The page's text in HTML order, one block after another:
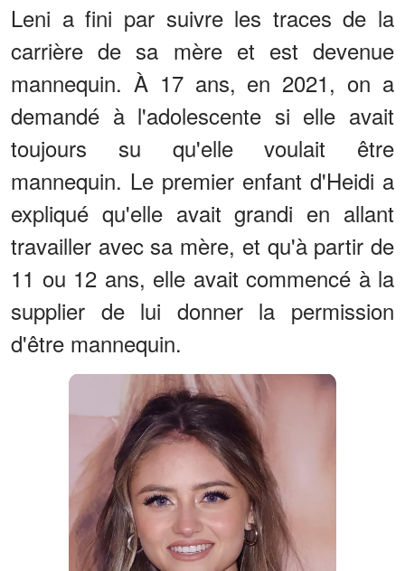
Leni a fini par suivre les traces de la
carrière de sa mère et est devenue
mannequin. À 17 ans, en 2021, on a
demandé à l'adolescente si elle avait
toujours su qu'elle voulait être
mannequin. Le premier enfant d'Heidi a
expliqué qu'elle avait grandi en allant
travailler avec sa mère, et qu'à partir de
11 ou 12 ans, elle avait commencé à la
supplier de lui donner la permission
d'être mannequin.